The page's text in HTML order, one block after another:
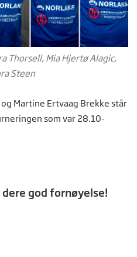
Thorsell, Mia Hjertø Alagic,
Steen
Martine Ertvaag Brekke står
som var 28.10-
god fornøyelse!